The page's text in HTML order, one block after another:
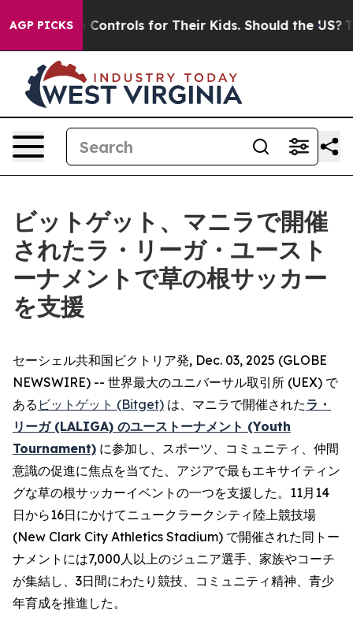
AGP PICKS
Media Controls for Their Kids. Should the US? The
ビットゲット、マニラで開催
されたラ・リーガ・ユースト
ーナメントで草の根サッカー
を支援
セーシェル共和国ビクトリア発, Dec. 03, 2025 (GLOBE
NEWSWIRE) -- 世界最大のユニバーサル取引所 (UEX) で
ある ビットゲット (Bitget) は、マニラで開催されたラ・
リーガ (LALIGA) のユーストーナメント (Youth
Tournament) に参加し、スポーツ、コミュニティ、仲間
意識の促進に焦点を当てた、アジアで最もエキサイティン
グな草の根サッカーイベントの一つを支援した。11月14
日から16日にかけてニュークラークシティ陸上競技場
(New Clark City Athletics Stadium) で開催された同トー
ナメントには7,000人以上のジュニア選手、家族やコーチ
が集結し、3日間にわたり競技、コミュニティ精神、青少
年育成を推進した。